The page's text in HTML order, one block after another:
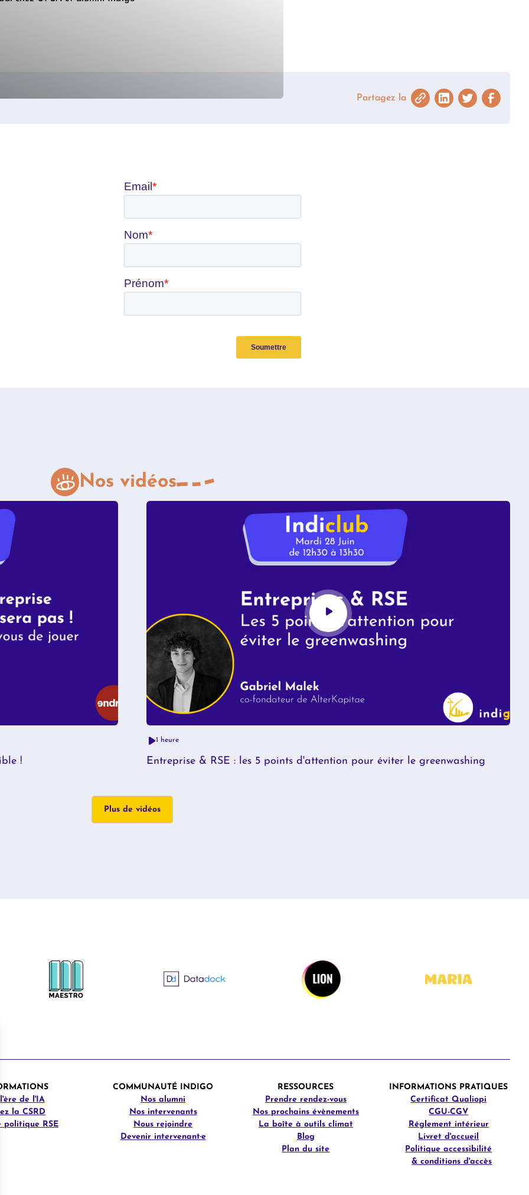
Partagez la
Nos vidéos
!
1 heure
Entreprise & RSE : les 5 points d'attention pour éviter le greenwashing
Plus de vidéos
de l'IA
la CSRD
politique RSE
COMMUNAUTÉ INDIGO
Nos alumni
Nos intervenants
Nous rejoindre
Devenir intervenant·e
RESSOURCES
Prendre rendez-vous
Nos prochains évènements
La boîte à outils climat
Blog
Plan du site
INFORMATIONS PRATIQUES
Certificat Qualiopi
CGU-CGV
Réglement intérieur
Livret d'accueil
Politique accessibilité
& conditions d'accès